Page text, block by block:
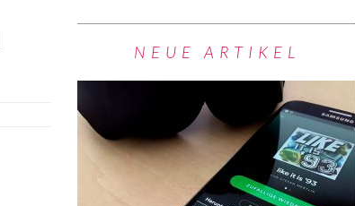
NEUE ARTIKEL